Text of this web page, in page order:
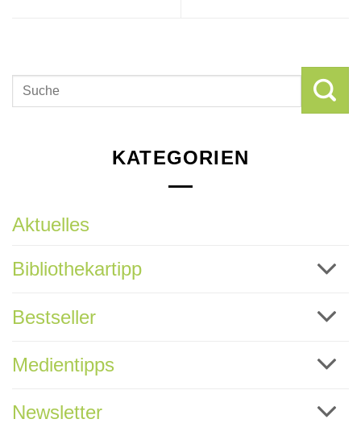
KATEGORIEN
Aktuelles
Bibliothekartipp
Bestseller
Medientipps
Newsletter